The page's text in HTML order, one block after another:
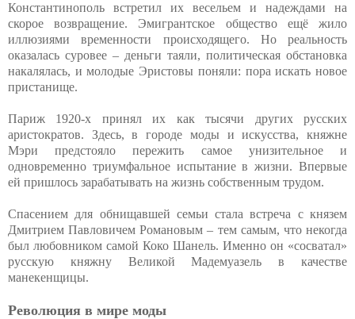
Константинополь встретил их весельем и надеждами на
скорое возвращение. Эмигрантское общество ещё жило
иллюзиями временности происходящего. Но реальность
оказалась суровее – деньги таяли, политическая обстановка
накалялась, и молодые Эристовы поняли: пора искать новое
пристанище.
Париж 1920-х принял их как тысячи других русских
аристократов. Здесь, в городе моды и искусства, княжне
Мэри предстояло пережить самое унизительное и
одновременно триумфальное испытание в жизни. Впервые
ей пришлось зарабатывать на жизнь собственным трудом.
Спасением для обнищавшей семьи стала встреча с князем
Дмитрием Павловичем Романовым – тем самым, что некогда
был любовником самой Коко Шанель. Именно он «сосватал»
русскую княжну Великой Мадемуазель в качестве
манекенщицы.
Революция в мире моды